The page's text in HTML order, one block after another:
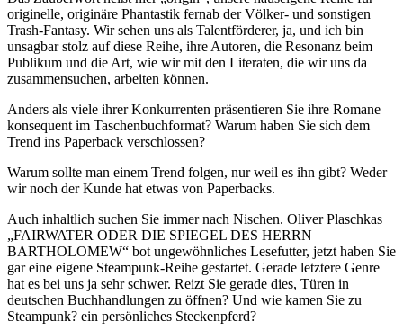
originelle, originäre Phantastik fernab der Völker- und sonstigen
Trash-Fantasy. Wir sehen uns als Talentförderer, ja, und ich bin
unsagbar stolz auf diese Reihe, ihre Autoren, die Resonanz beim
Publikum und die Art, wie wir mit den Literaten, die wir uns da
zusammensuchen, arbeiten können.
Anders als viele ihrer Konkurrenten präsentieren Sie ihre Romane
konsequent im Taschenbuchformat? Warum haben Sie sich dem
Trend ins Paperback verschlossen?
Warum sollte man einem Trend folgen, nur weil es ihn gibt? Weder
wir noch der Kunde hat etwas von Paperbacks.
Auch inhaltlich suchen Sie immer nach Nischen. Oliver Plaschkas
„FAIRWATER ODER DIE SPIEGEL DES HERRN
BARTHOLOMEW“ bot ungewöhnliches Lesefutter, jetzt haben Sie
gar eine eigene Steampunk-Reihe gestartet. Gerade letztere Genre
hat es bei uns ja sehr schwer. Reizt Sie gerade dies, Türen in
deutschen Buchhandlungen zu öffnen? Und wie kamen Sie zu
Steampunk? ein persönliches Steckenpferd?